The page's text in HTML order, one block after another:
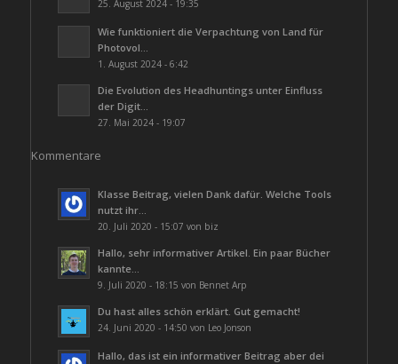
25. August 2024 - 19:35
Wie funktioniert die Verpachtung von Land für
Photovol...
1. August 2024 - 6:42
Die Evolution des Headhuntings unter Einfluss
der Digit...
27. Mai 2024 - 19:07
Kommentare
Klasse Beitrag, vielen Dank dafür. Welche Tools
nutzt ihr...
20. Juli 2020 - 15:07 von biz
Hallo, sehr informativer Artikel. Ein paar Bücher
kannte...
9. Juli 2020 - 18:15 von Bennet Arp
Du hast alles schön erklärt. Gut gemacht!
24. Juni 2020 - 14:50 von Leo Jonson
Hallo, das ist ein informativer Beitrag aber dei